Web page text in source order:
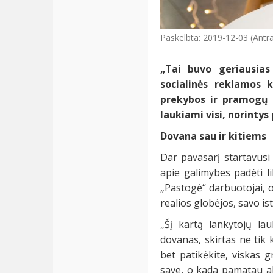
Paskelbta: 2019-12-03
„Tai buvo
socialinės reklamos
prekybos ir pramogų
laukiami visi,
Dovana sau ir kitiems
Dar pavasarį
apie galimybes padėti
„Pastogė“ darbuotojai,
realios globėjos, savo
„Šį kartą lankytojų
dovanas, skirtas ne tik
bet patikėkite, viskas
save, o kada pamatau